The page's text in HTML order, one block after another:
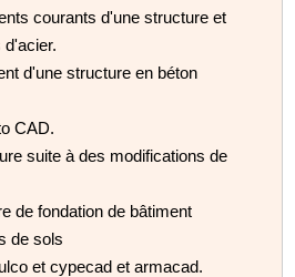
courants d'une structure et
d'acier.
d'une structure en béton
CAD.
suite à des modifications de
de fondation de bâtiment
de sols
et cypecad et armacad.